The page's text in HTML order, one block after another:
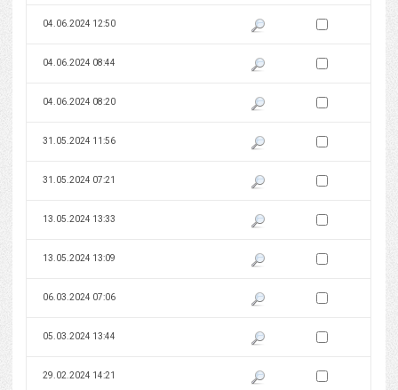
04.06.2024 12:50 Pokaż podgląd wersji z dnia
Zaznacz wersję do
04.06.2024 08:44 Pokaż podgląd wersji z dnia
Zaznacz wersję do
04.06.2024 08:20 Pokaż podgląd wersji z dnia
Zaznacz wersję do
31.05.2024 11:56 Pokaż podgląd wersji z dnia
Zaznacz wersję do
31.05.2024 07:21 Pokaż podgląd wersji z dnia
Zaznacz wersję do
13.05.2024 13:33 Pokaż podgląd wersji z dnia
Zaznacz wersję do
13.05.2024 13:09 Pokaż podgląd wersji z dnia
Zaznacz wersję do
06.03.2024 07:06 Pokaż podgląd wersji z dnia
Zaznacz wersję do
05.03.2024 13:44 Pokaż podgląd wersji z dnia
Zaznacz wersję do
29.02.2024 14:21 Pokaż podgląd wersji z dnia
Zaznacz wersję do